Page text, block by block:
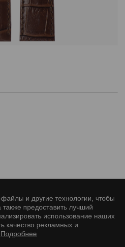
22/20 M 22/20 L
файлы и другие технологии, чтобы
предоставить лучший
использование наших
качество рекламных и
Подробнее